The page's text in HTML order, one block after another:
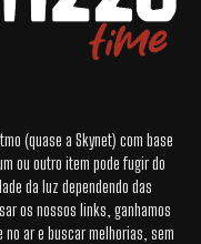
(quase a Skynet) com base
ou outro item pode fugir do
da luz dependendo das
os nossos links, ganhamos
no ar e buscar melhorias, sem